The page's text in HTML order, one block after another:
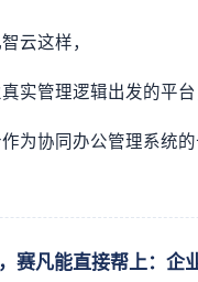
云这样，
实管理逻辑出发的平台
为协同办公管理系统的
赛凡能直接帮上：企